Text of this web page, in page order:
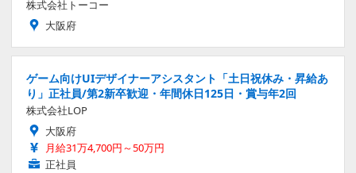
株式会社トーコー
大阪府
ゲーム向けUIデザイナーアシスタント「土日祝休み・昇給あ
り」正社員/第2新卒歓迎・年間休日125日・賞与年2回
株式会社LOP
大阪府
月給31万4,700円～50万円
正社員